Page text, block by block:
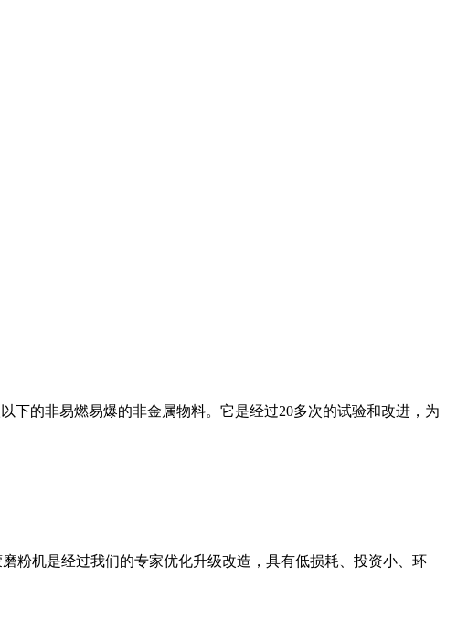
下的非易燃易爆的非金属物料。它是经过20多次的试验和改进，为
粉机是经过我们的专家优化升级改造，具有低损耗、投资小、环